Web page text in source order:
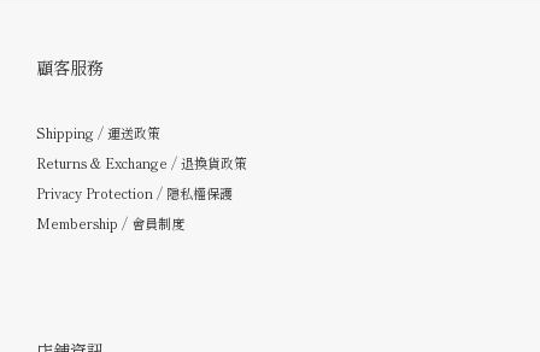
顧客服務
Shipping / 運送政策
Returns & Exchange / 退換貨政策
Privacy Protection / 隱私權保護
Membership / 會員制度